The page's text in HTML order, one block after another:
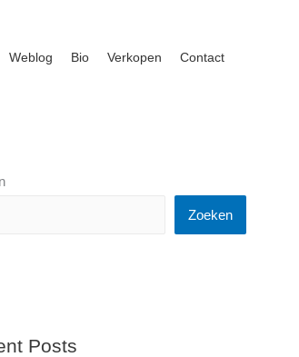
Weblog Bio Verkopen Contact
Zoeken
Posts